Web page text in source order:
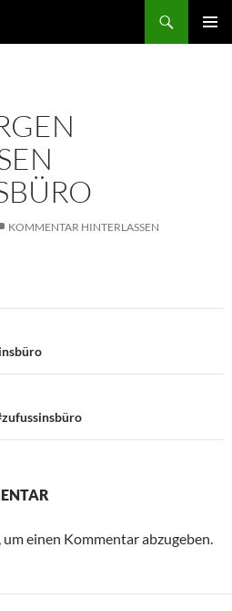
KOMMENTAR HINTERLASSEN
um einen Kommentar abzugeben.